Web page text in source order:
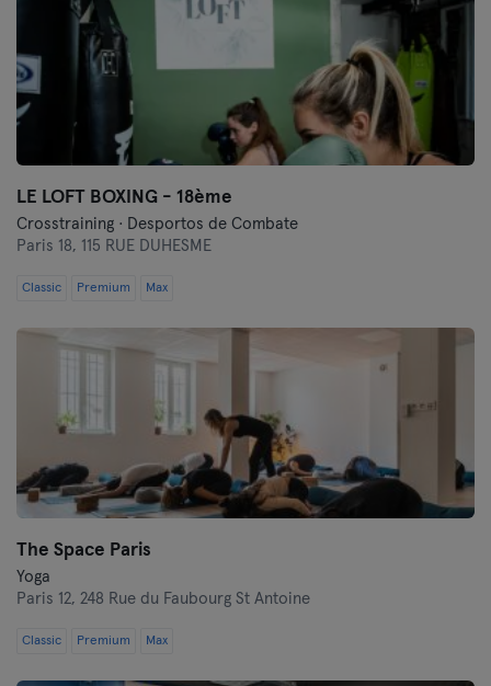
LE LOFT BOXING - 18ème
Crosstraining · Desportos de Combate
Paris 18, 115 RUE DUHESME
Classic Premium Max
The Space Paris
Yoga
Paris 12, 248 Rue du Faubourg St Antoine
Classic Premium Max